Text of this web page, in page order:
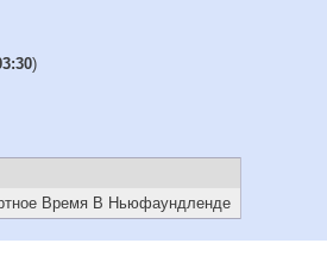
)
Время В Ньюфаундленде